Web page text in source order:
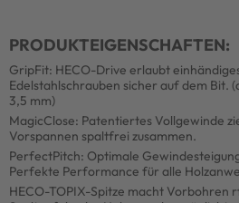
PRODUKTEIGENSCHAFTEN:
GripFit: HECO-Drive erlaubt
Edelstahlschrauben sicher auf dem Bit.
3,5 mm)
MagicClose: Patentiertes Vollgewinde
Vorspannen spaltfrei zusammen.
PerfectPitch: Optimale
Perfekte Performance für alle
HECO-TOPIX-Spitze macht Vorbohren